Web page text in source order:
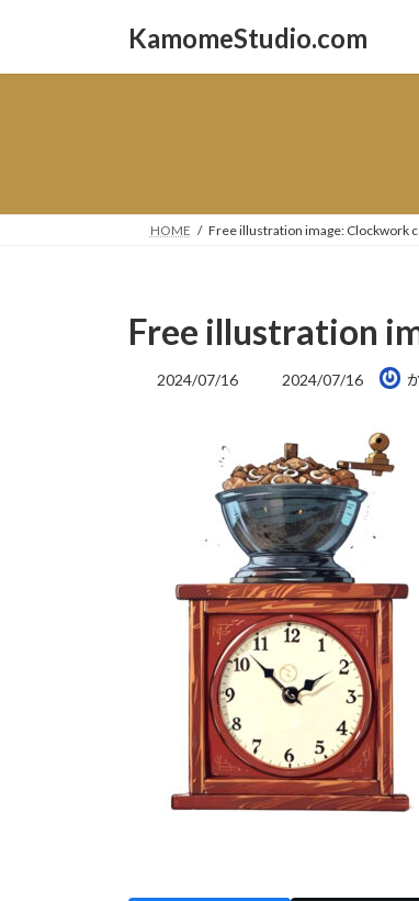
KamomeStudio.com
HOME Free illustration image: Clockwork
Free illustration
2024/07/16
最
新
日
時
:
2024/07/16